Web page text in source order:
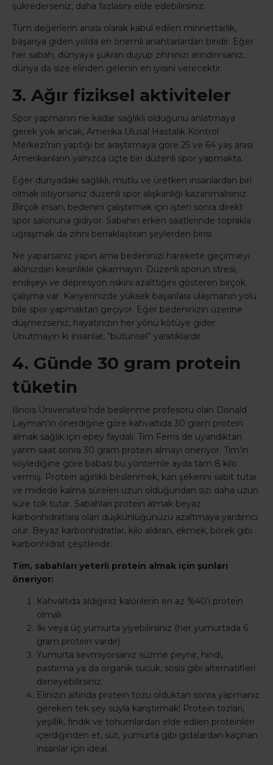
şükrederseniz, daha fazlasını elde edebilirsiniz.
Tüm değerlerin anası olarak kabul edilen minnettarlık,
başarıya giden yolda en önemli anahtarlardan biridir. Eğer
her sabah, dünyaya şükran duyup zihninizi arındırırsanız,
dünya da size elinden gelenin en iyisini verecektir.
3. Ağır fiziksel aktiviteler
Spor yapmanın ne kadar sağlıklı olduğunu anlatmaya
gerek yok ancak, Amerika Ulusal Hastalık Kontrol
Merkezi’nin yaptığı bir araştırmaya göre 25 ve 64 yaş arası
Amerikanların yalnızca üçte biri düzenli spor yapmakta.
Eğer dünyadaki sağlıklı, mutlu ve üretken insanlardan biri
olmak istiyorsanız düzenli spor alışkanlığı kazanmalısınız.
Birçok insan, bedenini çalıştırmak için işten sonra direkt
spor salonuna gidiyor. Sabahın erken saatlerinde toprakla
uğraşmak da zihni berraklaştıran şeylerden birisi.
Ne yaparsanız yapın ama bedeninizi harekete geçirmeyi
aklınızdan kesinlikle çıkarmayın. Düzenli sporun stresi,
endişeyi ve depresyon riskini azalttığını gösteren birçok
çalışma var. Kariyerinizde yüksek başarılara ulaşmanın yolu
bile spor yapmaktan geçiyor. Eğer bedeninizin üzerine
düşmezseniz, hayatınızın her yönü kötüye gider.
Unutmayın ki insanlar, “bütünsel” yaratıklardır.
4. Günde 30 gram protein
tüketin
Ilinois Üniversitesi’nde beslenme profesörü olan Donald
Layman’ın önerdiğine göre kahvaltıda 30 gram protein
almak sağlık için epey faydalı. Tim Ferris de uyandıktan
yarım saat sonra 30 gram protein almayı öneriyor. Tim’in
söylediğine göre babası bu yöntemle ayda tam 8 kilo
vermiş. Protein ağırlıklı beslenmek, kan şekerini sabit tutar
ve midede kalma süreleri uzun olduğundan sizi daha uzun
süre tok tutar. Sabahları protein almak beyaz
karbonhidratlara olan düşkünlüğünüzü azaltmaya yardımcı
olur. Beyaz karbonhidratlar, kilo aldıran, ekmek, börek gibi
karbonhidrat çeşitleridir.
Tim, sabahları yeterli protein almak için şunları
öneriyor:
Kahvaltıda aldığınız kalorilerin en az %40’ı protein
olmalı
İki veya üç yumurta yiyebilirsiniz (her yumurtada 6
gram protein vardır)
Yumurta sevmiyorsanız süzme peynir, hindi,
pastırma ya da organik sucuk, sosis gibi alternatifleri
deneyebilirsiniz.
Elinizin altında protein tozu olduktan sonra yapmanız
gereken tek şey suyla karıştırmak! Protein tozları,
yeşillik, fındık ve tohumlardan elde edilen proteinleri
içerdiğinden et, süt, yumurta gibi gıdalardan kaçınan
insanlar için ideal.